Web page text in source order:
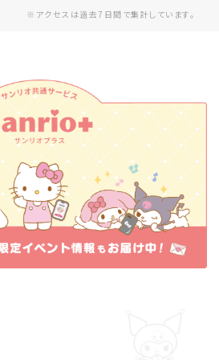
※アクセスは過去7日間で集計しています。